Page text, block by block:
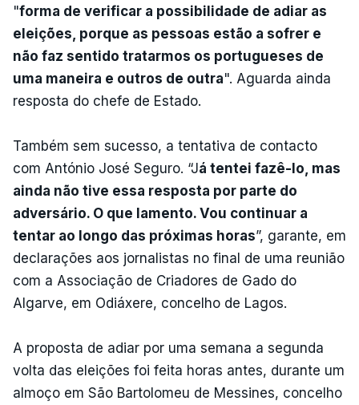
"forma de verificar a possibilidade de adiar as
eleições, porque as pessoas estão a sofrer e
não faz sentido tratarmos os portugueses de
uma maneira e outros de outra". Aguarda ainda
resposta do chefe de Estado.
Também sem sucesso, a tentativa de contacto
com António José Seguro. “Já tentei fazê-lo, mas
ainda não tive essa resposta por parte do
adversário. O que lamento. Vou continuar a
tentar ao longo das próximas horas”, garante, em
declarações aos jornalistas no final de uma reunião
com a Associação de Criadores de Gado do
Algarve, em Odiáxere, concelho de Lagos.
A proposta de adiar por uma semana a segunda
volta das eleições foi feita horas antes, durante um
almoço em São Bartolomeu de Messines, concelho